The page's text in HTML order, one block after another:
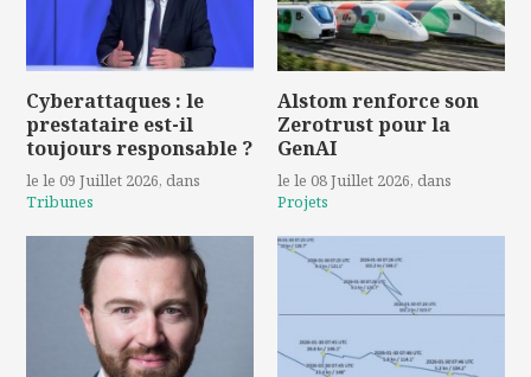
Cyberattaques : le
prestataire est-il
toujours responsable ?
le le 09 Juillet 2026, dans
Tribunes
Alstom renforce son
Zerotrust pour la
GenAI
le le 08 Juillet 2026, dans
Projets